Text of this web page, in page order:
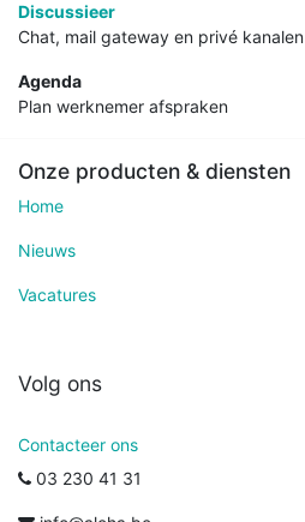
Discussieer
Chat, mail gateway en privé kanalen
Agenda
Plan werknemer afspraken
Onze producten & diensten
Home
Nieuws
Vacatures
Volg ons
Contacteer ons
03 230 41 31